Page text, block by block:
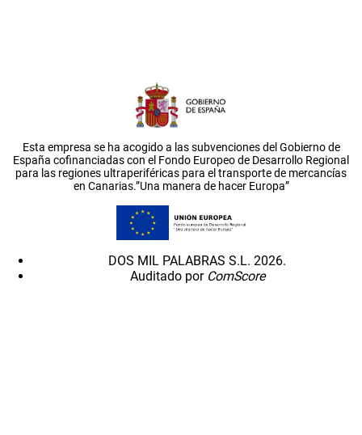
Esta empresa se ha acogido a las subvenciones del Gobierno de
España cofinanciadas con el Fondo Europeo de Desarrollo Regional
para las regiones ultraperiféricas para el transporte de mercancías
en Canarias.”Una manera de hacer Europa”
DOS MIL PALABRAS S.L. 2026.
Auditado por ComScore